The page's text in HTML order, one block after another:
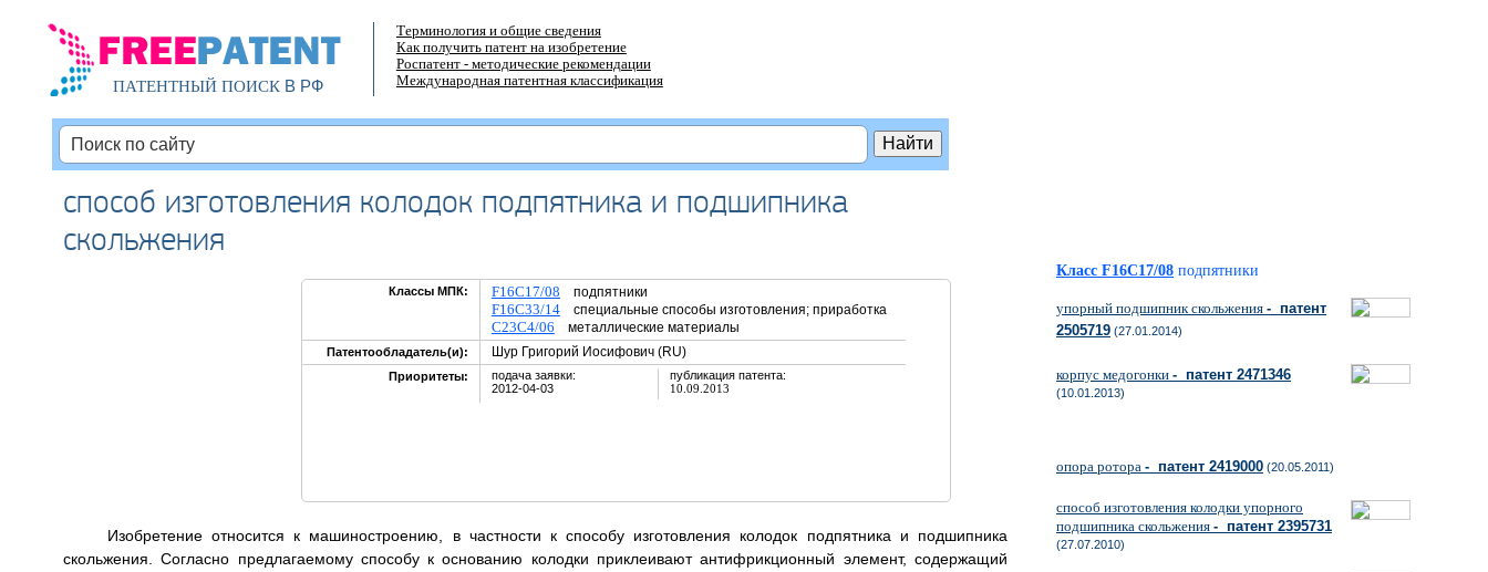
ПАТЕНТНЫЙ ПОИСКВ РФ
Терминология и общие сведения
Как получить патент на изобретение
Роспатент - методические рекомендации
Международная патентная классификация
способ изготовления колодок подпятника и подшипника
скольжения
Классы МПК: F16C17/08 подпятники
F16C33/14специальные способы изготовления; приработка
C23C4/06 металлические материалы
Патентообладатель(и): Шур Григорий Иосифович (RU)
Приоритеты:
подача заявки:
2012-04-03
публикация патента:
10.09.2013
Изобретение относится к машиностроению, в частности к способу изготовления колодок подпятника и подшипника
скольжения. Согласно предлагаемому способу к основанию колодки приклеивают антифрикционный элемент, содержащий
Класс F16C17/08 подпятники
упорный подшипник скольжения - патент
2505719 (27.01.2014)
корпус медогонки - патент 2471346
(10.01.2013)
опора ротора - патент 2419000 (20.05.2011)
способ изготовления колодки упорного
подшипника скольжения - патент 2395731
(27.07.2010)